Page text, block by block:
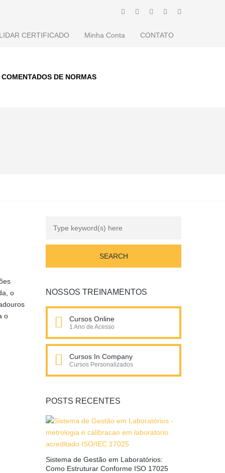
CERTIFICADO Minha Conta CONTATO
DE NORMAS
o
o
NOSSOS TREINAMENTOS
Cursos Online
1 Ano de Acesso
Cursos In Company
Cursos Personalizados
POSTS RECENTES
Sistema de Gestão em Laboratórios:
Como Estruturar Conforme ISO 17025